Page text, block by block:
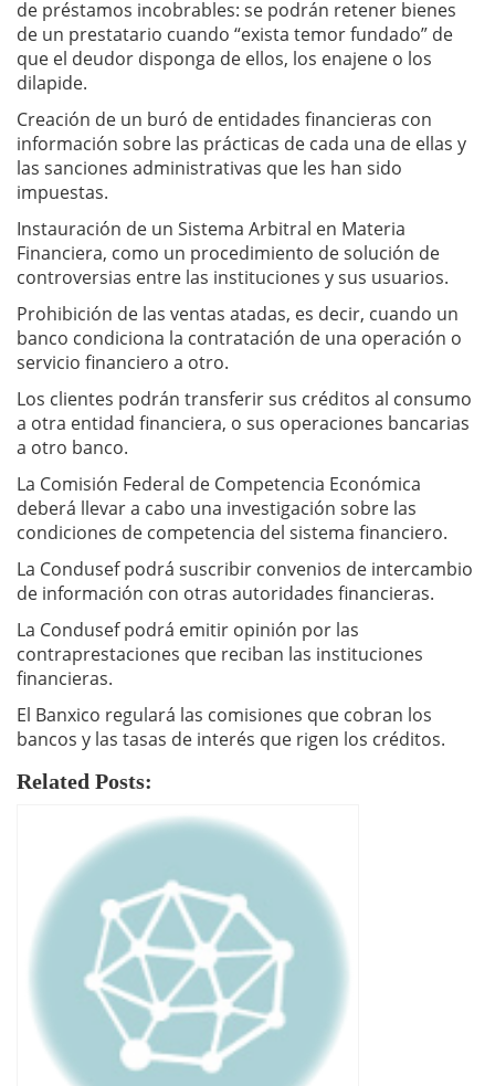
de préstamos incobrables: se podrán retener bienes
de un prestatario cuando “exista temor fundado” de
que el deudor disponga de ellos, los enajene o los
dilapide.
Creación de un buró de entidades financieras con
información sobre las prácticas de cada una de ellas y
las sanciones administrativas que les han sido
impuestas.
Instauración de un Sistema Arbitral en Materia
Financiera, como un procedimiento de solución de
controversias entre las instituciones y sus usuarios.
Prohibición de las ventas atadas, es decir, cuando un
banco condiciona la contratación de una operación o
servicio financiero a otro.
Los clientes podrán transferir sus créditos al consumo
a otra entidad financiera, o sus operaciones bancarias
a otro banco.
La Comisión Federal de Competencia Económica
deberá llevar a cabo una investigación sobre las
condiciones de competencia del sistema financiero.
La Condusef podrá suscribir convenios de intercambio
de información con otras autoridades financieras.
La Condusef podrá emitir opinión por las
contraprestaciones que reciban las instituciones
financieras.
El Banxico regulará las comisiones que cobran los
bancos y las tasas de interés que rigen los créditos.
Related Posts: